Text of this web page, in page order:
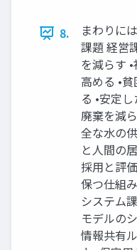
8.
まわりに
課題 経営
を減らす
高める •
る •安定
廃棄を減
全な水の
と人間の
採用と評
保つ仕組
システム
モデルの
情報共有